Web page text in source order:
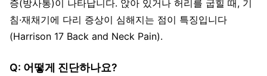
증(방사통)이 나타납니다. 앉아 있거나 허리를 굽힐 때, 기
침·재채기에 다리 증상이 심해지는 점이 특징입니다
(Harrison 17 Back and Neck Pain).
Q: 어떻게 진단하나요?